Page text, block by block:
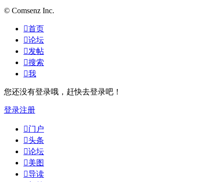
© Comsenz Inc.
首页
论坛
发帖
搜索
我
您还没有登录哦，赶快去登录吧！
登录注册
门户
头条
论坛
美图
导读